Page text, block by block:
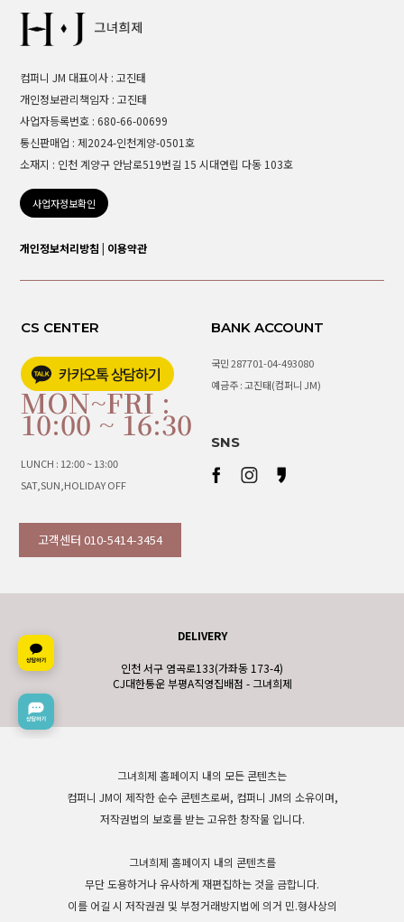
컴퍼니 JM 대표이사 : 고진태
개인정보관리책임자 : 고진태
사업자등록번호 : 680-66-00699
통신판매업 : 제2024-인천계양-0501호
소재지 : 인천 계양구 안남로519번길 15 시대연립 다동 103호
사업자정보확인
개인정보처리방침 | 이용약관
CS CENTER
MON~FRI :
10:00 ~ 16:30
LUNCH : 12:00 ~ 13:00
SAT,SUN,HOLIDAY OFF
고객센터 010-5414-3454
BANK ACCOUNT
국민 287701-04-493080
예금주 : 고진태(컴퍼니 JM)
SNS
DELIVERY
인천 서구 염곡로133(가좌동 173-4)
CJ대한통운 부평A직영집배점 - 그녀희제
그녀희제 홈페이지 내의 모든 콘텐츠는
컴퍼니 JM이 제작한 순수 콘텐츠로써, 컴퍼니 JM의 소유이며,
저작권법의 보호를 받는 고유한 창작물 입니다.
그녀희제 홈페이지 내의 콘텐츠를
무단 도용하거나 유사하게 재편집하는 것을 금합니다.
이를 어길 시 저작권권 및 부정거래방지법에 의거 민.형사상의